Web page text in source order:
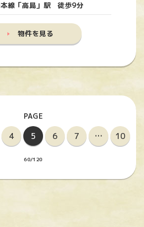
線「高島」駅 徒歩9分
物件を見る
4 5 6 7 … 10
60/120